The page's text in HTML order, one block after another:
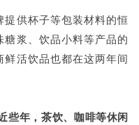
供杯子等包装材料的恒
浆、饮品小料等产品的
活饮品也都在这两年间
些年，茶饮、咖啡等休闲